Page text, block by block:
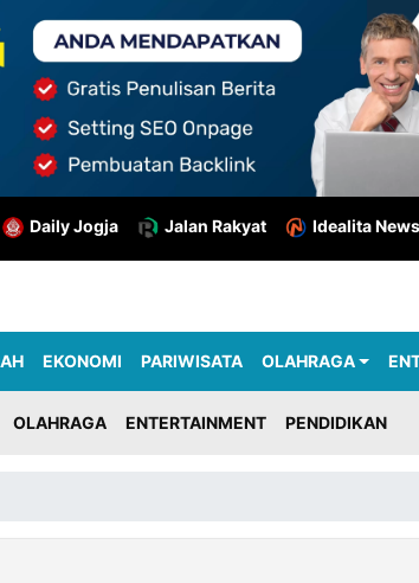
Daily Jogja Jalan Rakyat Idealita News
EKONOMI PARIWISATA OLAHRAGA
OLAHRAGA ENTERTAINMENT PENDIDIKAN